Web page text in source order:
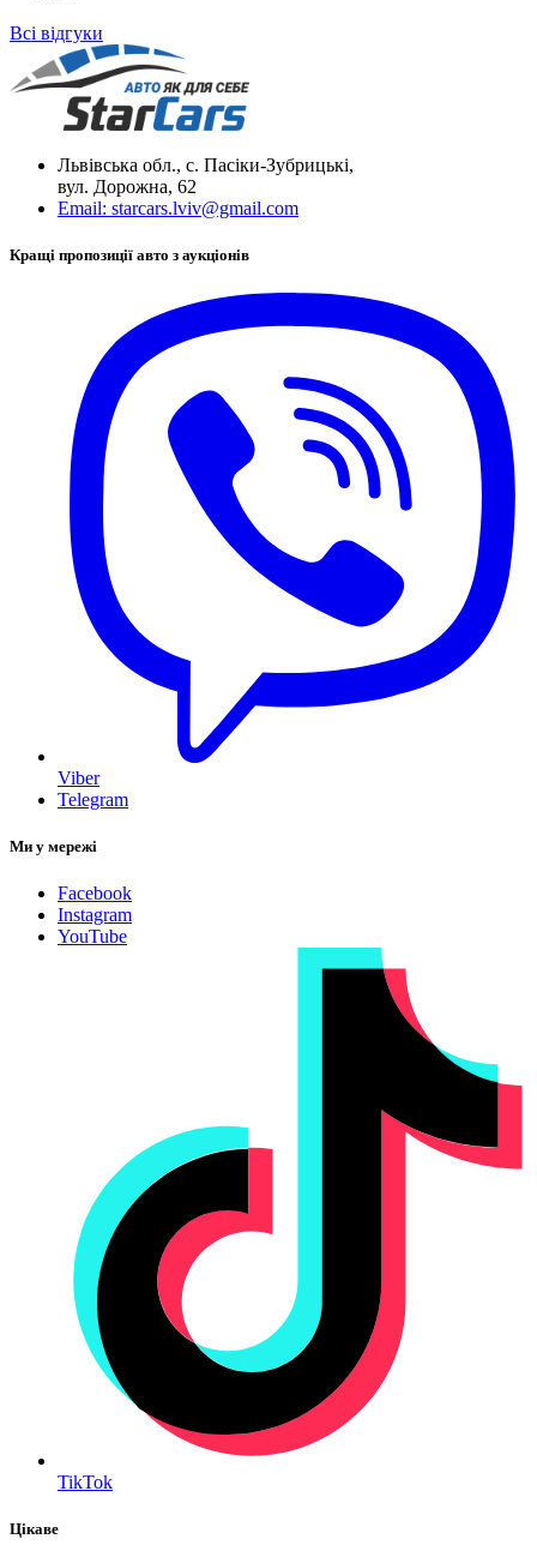
Всі відгуки
Львівська обл., с. Пасіки-Зубрицькі,
вул. Дорожна, 62
Email: starcars.lviv@gmail.com
Кращі пропозиції авто з аукціонів
Viber
Telegram
Ми у мережі
Facebook
Instagram
YouTube
TikTok
Цікаве